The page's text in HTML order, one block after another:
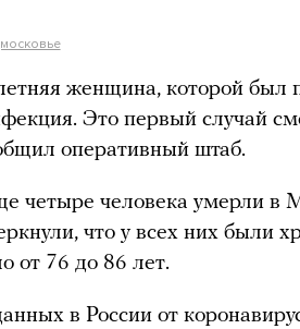
женщина, которой был
Это первый случай
оперативный штаб.
четыре человека умерли в
что у всех них были
от 76 до 86 лет.
в России от